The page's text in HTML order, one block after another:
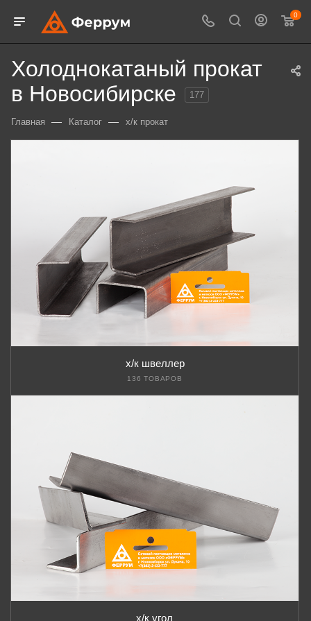
0
Холоднокатаный прокат
в Новосибирске
177
Главная — Каталог — х/к прокат
х/к швеллер
136 ТОВАРОВ
х/к угол